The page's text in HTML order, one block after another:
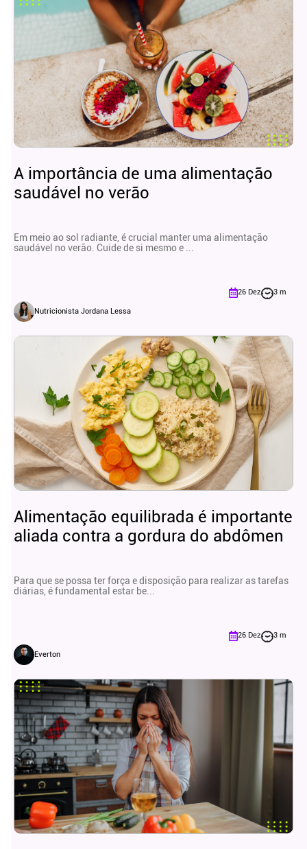
A importância de uma alimentação
saudável no verão
Em meio ao sol radiante, é crucial manter uma alimentação
saudável no verão. Cuide de si mesmo e ...
Nutricionista Jordana Lessa
26 Dez 3 m
Alimentação equilibrada é importante
aliada contra a gordura do abdômen
Para que se possa ter força e disposição para realizar as tarefas
diárias, é fundamental estar be...
Everton
26 Dez 3 m